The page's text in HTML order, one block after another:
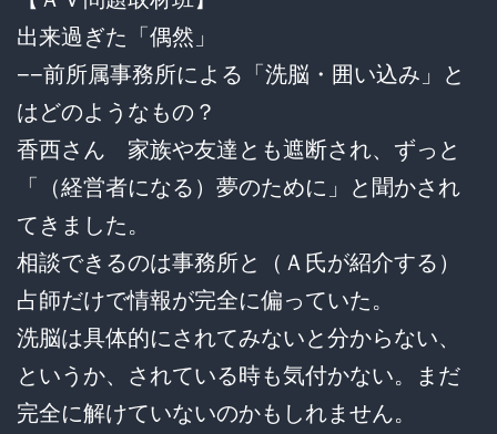
出来過ぎた「偶然」
−−前所属事務所による「洗脳・囲い込み」と
はどのようなもの？
香西さん 家族や友達とも遮断され、ずっと
「（経営者になる）夢のために」と聞かされ
てきました。
相談できるのは事務所と（Ａ氏が紹介する）
占師だけで情報が完全に偏っていた。
洗脳は具体的にされてみないと分からない、
というか、されている時も気付かない。まだ
完全に解けていないのかもしれません。